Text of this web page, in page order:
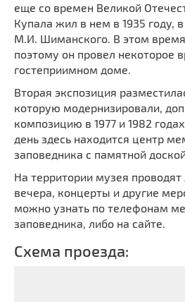
еще со времен Великой
Купала жил в нем в 1935 году,
М.И. Шиманского. В этом время
поэтому он провел некоторое
гостеприимном доме.
Вторая экспозиция
которую модернизировали,
композицию в 1977 и 1982
день здесь находится центр
заповедника с памятной
На территории музея
вечера, концерты и другие
можно узнать по телефонам
заповедника, либо на сайте.
Схема проезда: